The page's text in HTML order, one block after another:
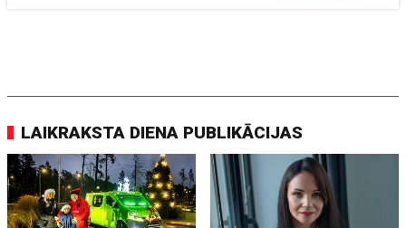
LAIKRAKSTA DIENA PUBLIKĀCIJAS